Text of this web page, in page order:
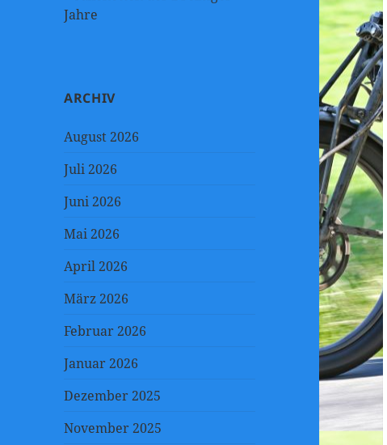
Jahre
ARCHIV
August 2026
Juli 2026
Juni 2026
Mai 2026
April 2026
März 2026
Februar 2026
Januar 2026
Dezember 2025
November 2025